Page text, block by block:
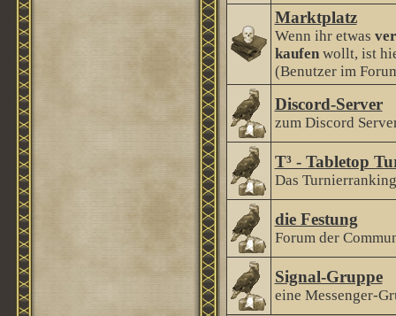
Marktplatz
Wenn ihr etwas
kaufenwollt, ist
(Benutzer im
Discord-Server
zum Discord
T³ - Tabletop
Das
die Festung
Forum der
Signal-Gruppe
eine Messenger-